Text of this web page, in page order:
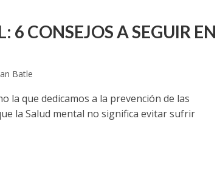
6 CONSEJOS A SEGUIR EN
Batle
la que dedicamos a la prevención de las
la Salud mental no significa evitar sufrir